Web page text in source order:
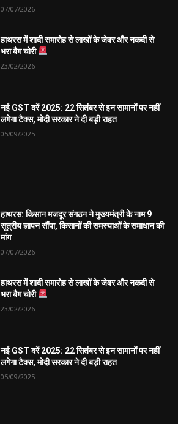
07/07/2026
हाथरस में शादी समारोह से लाखों के जेवर और नकदी से
भरा बैग चोरी
23/02/2026
नई GST दरें 2025: 22 सितंबर से इन सामानों पर नहीं
लगेगा टैक्स, मोदी सरकार ने दी बड़ी राहत
05/09/2025
हाथरस: किसान मजदूर संगठन ने मुख्यमंत्री के नाम 9
सूत्रीय ज्ञापन सौंपा, किसानों की समस्याओं के समाधान की
मांग
07/07/2026
हाथरस में शादी समारोह से लाखों के जेवर और नकदी से
भरा बैग चोरी
23/02/2026
नई GST दरें 2025: 22 सितंबर से इन सामानों पर नहीं
लगेगा टैक्स, मोदी सरकार ने दी बड़ी राहत
05/09/2025